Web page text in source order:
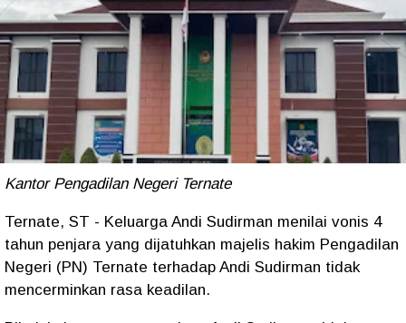
Kantor Pengadilan Negeri Ternate
Ternate, ST - Keluarga Andi Sudirman menilai vonis 4
tahun penjara yang dijatuhkan majelis hakim Pengadilan
Negeri (PN) Ternate terhadap Andi Sudirman tidak
mencerminkan rasa keadilan.